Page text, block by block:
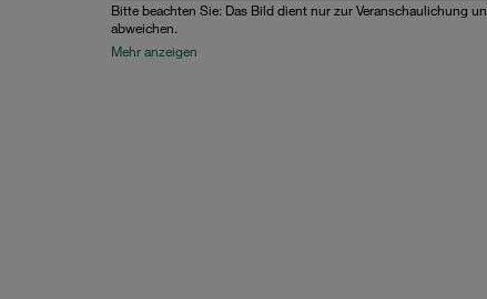
Bitte beachten Sie: Das Bild dient nur zur Veranschaulichung
abweichen.
Mehr anzeigen